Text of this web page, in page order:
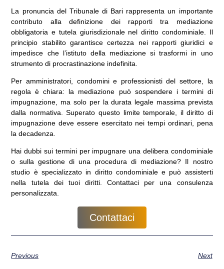
La pronuncia del Tribunale di Bari rappresenta un importante
contributo alla definizione dei rapporti tra mediazione
obbligatoria e tutela giurisdizionale nel diritto condominiale. Il
principio stabilitogarantisce certezza nei rapporti giuridici e
impedisce che l’istituto della mediazione si trasformi in uno
strumento di procrastinazione indefinita.
Per amministratori, condomini e professionisti del settore, la
regola è chiara: la mediazione può sospendere i termini di
impugnazione, ma solo per la durata legale massima prevista
dalla normativa. Superato questo limite temporale, il diritto di
impugnazione deve essere esercitato nei tempi ordinari, pena
la decadenza.
Hai dubbi sui termini per impugnare una delibera condominiale
o sulla gestione di una procedura di mediazione? Il nostro
studio è specializzato in diritto condominiale e può assisterti
nella tutela dei tuoi diritti. Contattaci per una consulenza
personalizzata.
Contattaci
Previous Next